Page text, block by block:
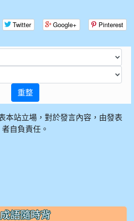
Twitter Google+ Pinterest
重整
本站立場，對於發言內容，由發表
者自負責任。
成語隨時背